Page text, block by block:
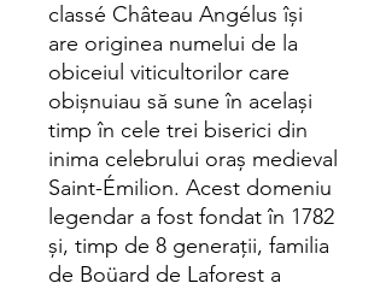
classé Château Angélus își
are originea numelui de la
obiceiul viticultorilor care
obișnuiau să sune în același
timp în cele trei biserici din
inima celebrului oraș medieval
Saint-Émilion. Acest domeniu
legendar a fost fondat în 1782
și, timp de 8 generații, familia
de Boüard de Laforest a